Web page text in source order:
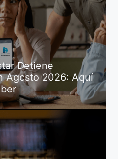
Detiene
Agosto 2026: Aquí